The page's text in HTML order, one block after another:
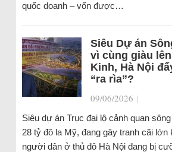
quốc doanh – vốn được…
Siêu Dự án
vì cùng giàu
Kinh, Hà Nội
“ra rìa”?
09/06/2026 |
Siêu dự án Trục đại lộ cảnh quan
28 tỷ đô la Mỹ, đang gây tranh cãi lớn
người dân ở thủ đô Hà Nội đang bị